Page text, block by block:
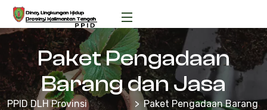
Paket Pengadaan
Barang dan Jasa
PPID DLH Provinsi
Paket Pengadaan Barang